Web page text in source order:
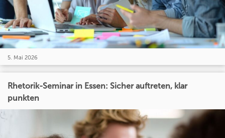
5. Mai 2026
Rhetorik-Seminar in Essen: Sicher auftreten, klar
punkten